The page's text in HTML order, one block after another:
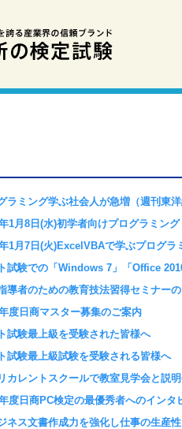
ラミング学ぶ社会人が急増（週刊東洋
1月8日(水)初学者向けプログラミン
1月7日(火)ExcelVBAで学ぶプログラ
試験での「Windows 7」「Office
導者のための教育技法習得セミナー
度日商マスター募集のご案内
試験最上級を受験された皆様へ
試験最上級試験を受験される皆様へ
カレントスクールで教室見学会と説
度日商PC検定の最優秀者へのインタ
ジネス文書作成力を強化し仕事の生産